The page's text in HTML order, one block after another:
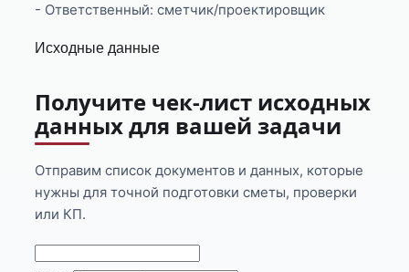
- Ответственный: сметчик/проектировщик
Исходные данные
Получите чек-лист исходных
данных для вашей задачи
Отправим список документов и данных, которые
нужны для точной подготовки сметы, проверки
или КП.